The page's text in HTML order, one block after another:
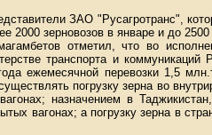
ЗАО "Русагротранс",
2000 зерновозов в январе и до
отметил, что во
транспорта и коммуникаций
ежемесячной перевозки 1,5
погрузку зерна во
назначением в
вагонах; а погрузку зерна в